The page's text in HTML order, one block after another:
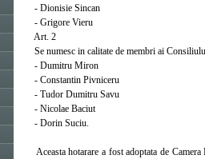
- Dionisie Sincan
- Grigore Vieru
Art. 2
Se numesc in calitate de membri ai
- Dumitru Miron
- Constantin Pivniceru
- Tudor Dumitru Savu
- Nicolae Baciut
- Dorin Suciu.
Aceasta hotarare a fost adoptata de